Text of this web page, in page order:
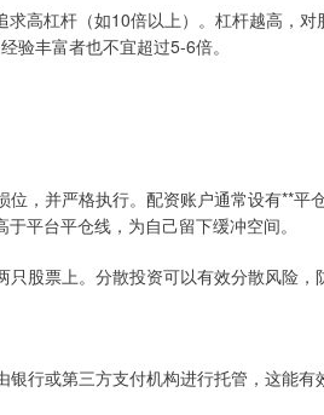
高杠杆（如10倍以上）。杠杆越高，
验丰富者也不宜超过5-6倍。
，并严格执行。配资账户通常设有**平
平台平仓线，为自己留下缓冲空间。
股票上。分散投资可以有效分散风险，
行或第三方支付机构进行托管，这能有